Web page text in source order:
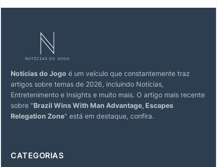
Notícias do Jogo é um veículo que constantemente traz
artigos sobre temas de 2026, incluindo Notícias,
Entretenimento e Insights e muito mais. O artigo mais recente
sobre "Brazil Wins With Man Advantage, Escapes
Relegation Zone" está em destaque, confira.
CATEGORIAS